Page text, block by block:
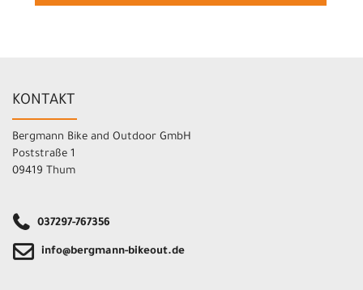
KONTAKT
Bergmann Bike and Outdoor GmbH
Poststraße 1
09419 Thum
037297-767356
info@bergmann-bikeout.de